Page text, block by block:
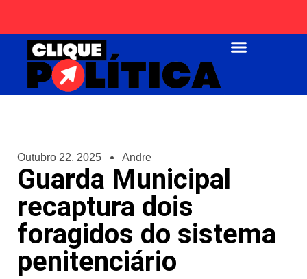
Outubro 22, 2025 Andre
Guarda Municipal
recaptura dois
foragidos do sistema
penitenciário